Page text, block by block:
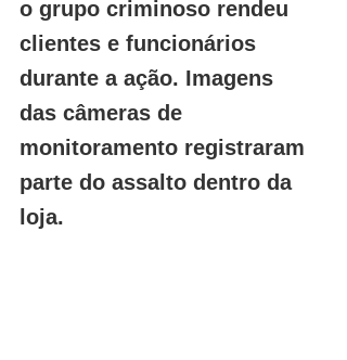
o grupo criminoso rendeu
clientes e funcionários
durante a ação. Imagens
das câmeras de
monitoramento registraram
parte do assalto dentro da
loja.